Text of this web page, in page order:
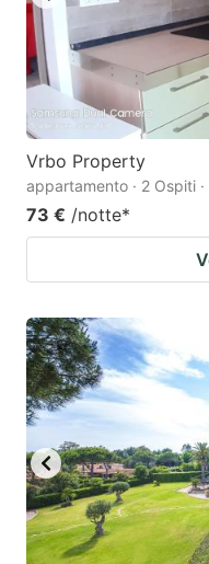
Vrbo Property
appartamento · 2 Ospiti
73 € /notte*